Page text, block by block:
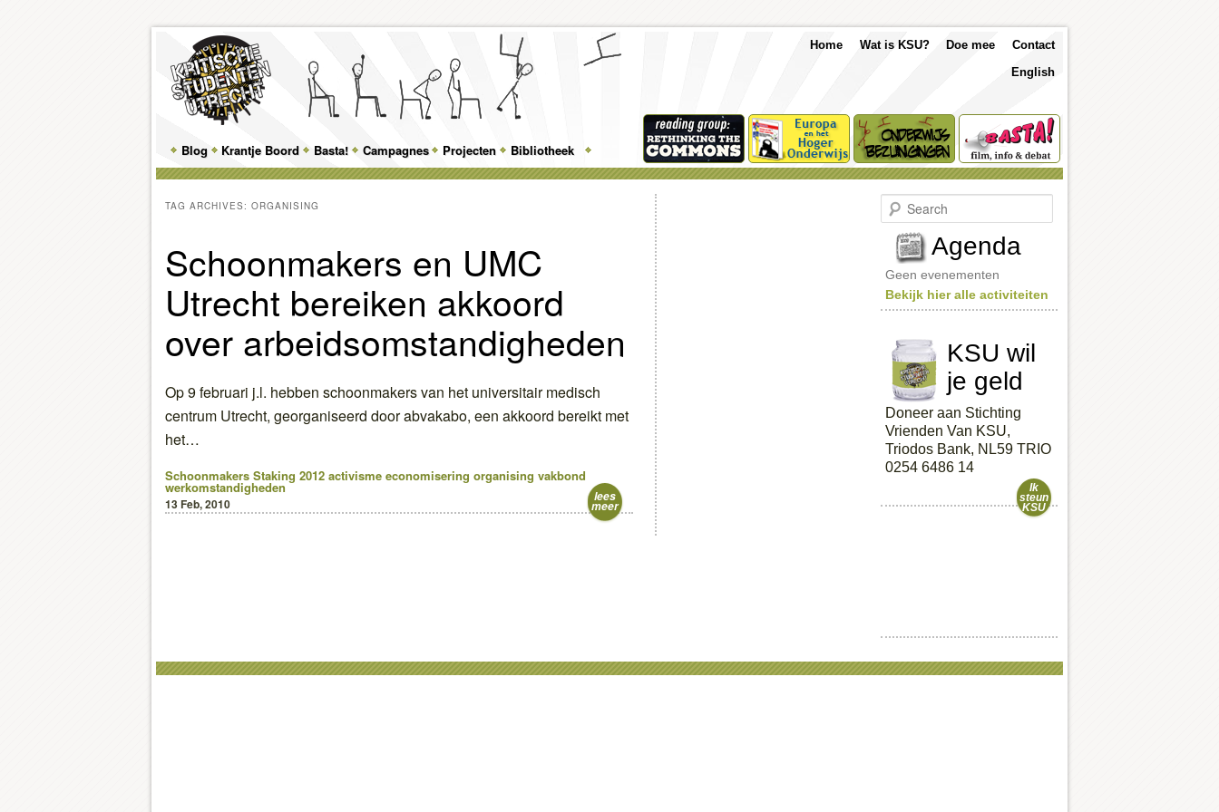
Main
menu
Skip
to
primary
content
Skip
to
secondary
content
Blog Krantje Boord Basta! Campagnes Projecten Bibliotheek
TopSkip
content
Skip
content
Contact
Doe mee
Wat is KSU?
Home
English
Top
Feature
Menu
Skip
to
primary
Skip
to
secondary
TAG ARCHIVES: ORGANISING
Schoonmakers en UMC
Utrecht bereiken akkoord
over arbeidsomstandigheden
Op 9 februari j.l. hebben schoonmakers van het universitair medisch
centrum Utrecht, georganiseerd door abvakabo, een akkoord bereikt met
het…
Schoonmakers Staking 2012 activisme economisering organising vakbond
werkomstandigheden
13 Feb, 2010 lees
meer
e
c
h
Agenda
Geen evenementen
Bekijk hier alle activiteiten
KSU wil
je geld
Doneer aan Stichting
Vrienden Van KSU,
Triodos Bank, NL59 TRIO
0254 6486 14
Ik
steun
KSU